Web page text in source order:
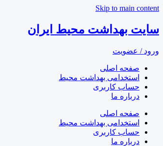
Skip to main content
سایت بهداشت محیط ایران
ورود / عضویت
صفحه اصلی
استخدامی بهداشت محیط
حساب کاربری
درباره ما
صفحه اصلی
استخدامی بهداشت محیط
حساب کاربری
درباره ما